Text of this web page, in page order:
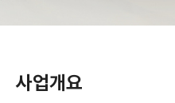
사업개요